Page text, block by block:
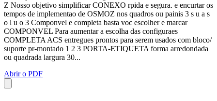
Z Nosso objetivo simplificar CONEXO rpida e segura. e encurtar os
tempos de implementao de OSMOZ nos quadros ou painis 3 s u a s
o l u o 3 Componvel e completa basta voc escolher e marcar
COMPONVEL Para aumentar a escolha das configuraes
COMPLETA ACS entregues prontos para serem usados com bloco/
suporte pr-montado 1 2 3 PORTA-ETIQUETA forma arredondada
ou quadrada largura 30...
Abrir o PDF